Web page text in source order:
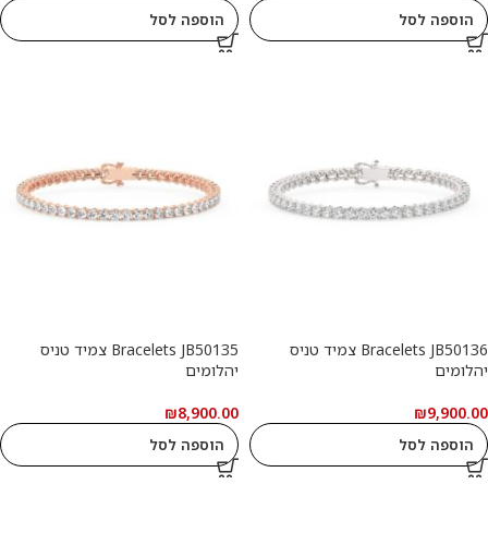
הוספה לסל הוספה לסל
Bracelets JB50136 צמיד טניס
יהלומים
₪9,900.00
הוספה לסל
Bracelets JB50135 צמיד טניס
יהלומים
₪8,900.00
הוספה לסל